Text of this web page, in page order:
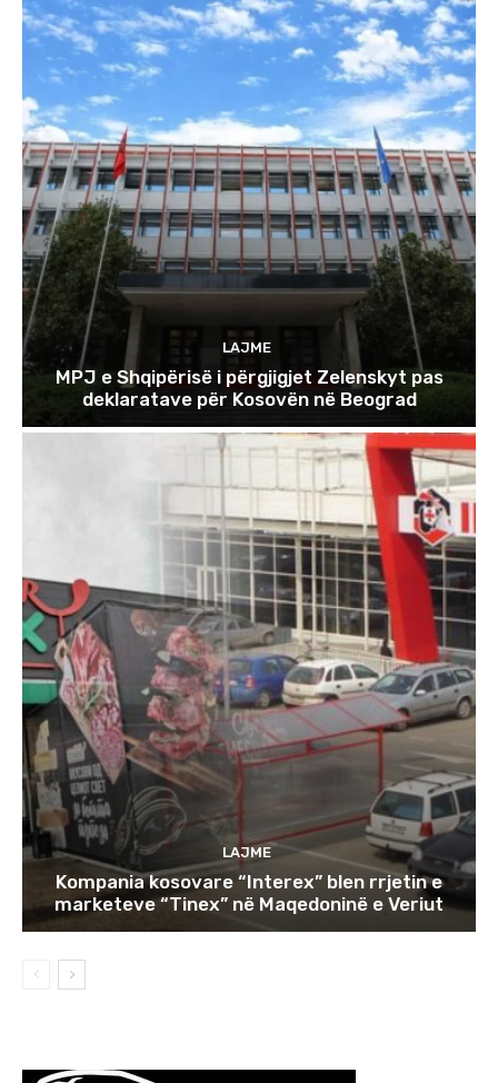
LAJME
MPJ e Shqipërisë i përgjigjet Zelenskyt pas
deklaratave për Kosovën në Beograd
LAJME
Kompania kosovare “Interex” blen rrjetin e
marketeve “Tinex” në Maqedoninë e Veriut